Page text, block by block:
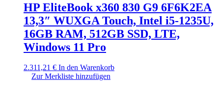
HP EliteBook x360 830 G9 6F6K2EA
13,3″ WUXGA Touch, Intel i5-1235U,
16GB RAM, 512GB SSD, LTE,
Windows 11 Pro
2.311,21 € In den Warenkorb
Zur Merkliste hinzufügen